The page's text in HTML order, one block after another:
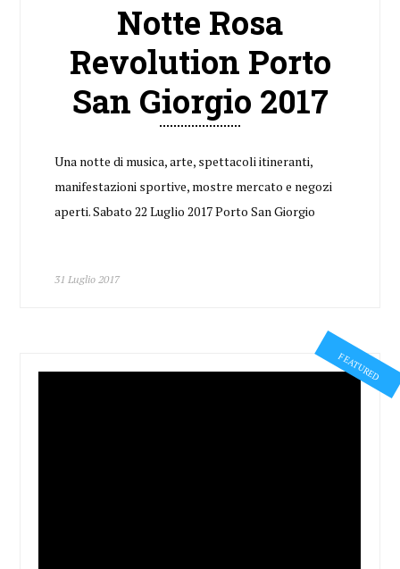
Notte Rosa
Revolution Porto
San Giorgio 2017
Una notte di musica, arte, spettacoli itineranti,
manifestazioni sportive, mostre mercato e negozi
aperti. Sabato 22 Luglio 2017 Porto San Giorgio
31 Luglio 2017
FEATURED